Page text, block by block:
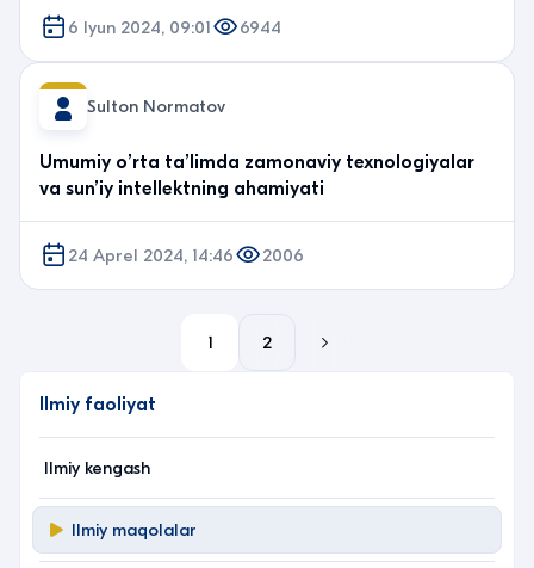
6 Iyun 2024, 09:01 6944
Sulton Normatov
Umumiy o’rta ta’limda zamonaviy texnologiyalar
va sun’iy intellektning ahamiyati
24 Aprel 2024, 14:46 2006
1 2
Ilmiy faoliyat
Ilmiy kengash
Ilmiy maqolalar